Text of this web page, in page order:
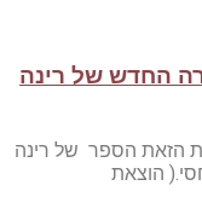
החדש של רינה
הזאת הספר של רינה
הוצאת